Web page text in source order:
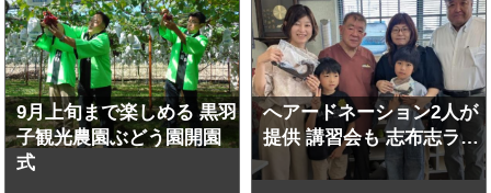
9月上旬まで楽しめる 黒羽
子観光農園ぶどう園開園
式
へアードネーション2人が
提供 講習会も 志布志ラ…